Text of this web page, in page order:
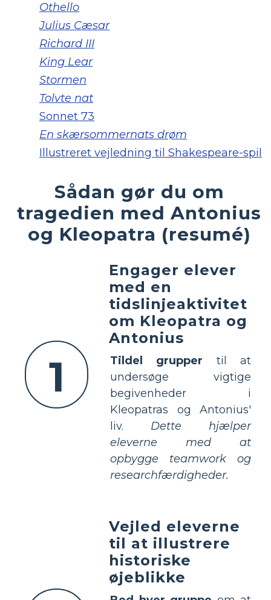
Othello
Julius Cæsar
Richard III
King Lear
Stormen
Tolvte nat
Sonnet 73
En skærsommernats drøm
Illustreret vejledning til Shakespeare-spil
Sådan gør du om
tragedien med Antonius
og Kleopatra (resumé)
1
Engager elever
med en
tidslinjeaktivitet
om Kleopatra og
Antonius
Tildel grupper til at
undersøge vigtige
begivenheder i
Kleopatras og Antonius'
liv. Dette hjælper
eleverne med at
opbygge teamwork og
researchfærdigheder.
Vejled eleverne
til at illustrere
historiske
øjeblikke